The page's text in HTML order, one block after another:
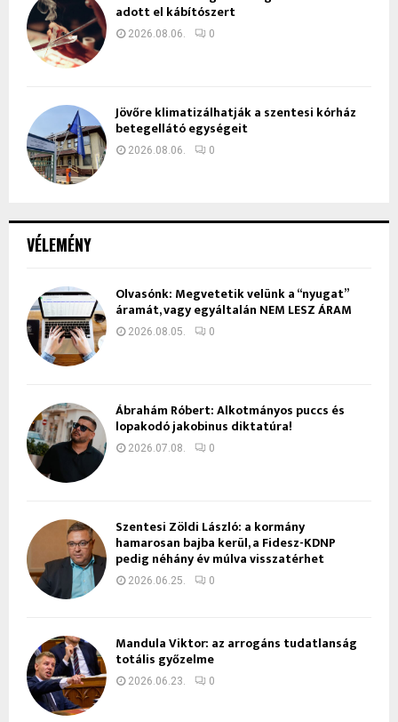
VÉLEMÉNY
Olvasónk: Megvetetik velünk a “nyugat”
áramát, vagy egyáltalán NEM LESZ ÁRAM
2026.08.05. 0
Ábrahám Róbert: Alkotmányos puccs és
lopakodó jakobinus diktatúra!
2026.07.08. 0
Szentesi Zöldi László: a kormány
hamarosan bajba kerül, a Fidesz-KDNP
pedig néhány év múlva visszatérhet
2026.06.25. 0
Mandula Viktor: az arrogáns tudatlanság
totális győzelme
2026.06.23. 0
adott el kábítószert
2026.08.06. 0
Jövőre klimatizálhatják a szentesi kórház
betegellátó egységeit
2026.08.06. 0